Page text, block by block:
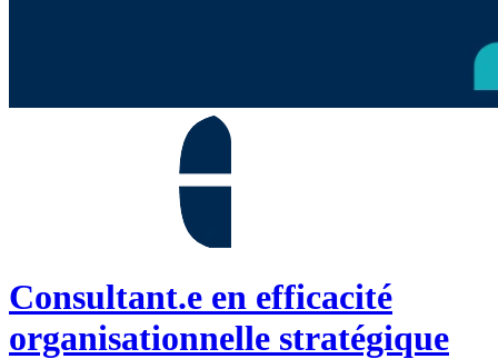
Consultant.e en efficacité
organisationnelle stratégique